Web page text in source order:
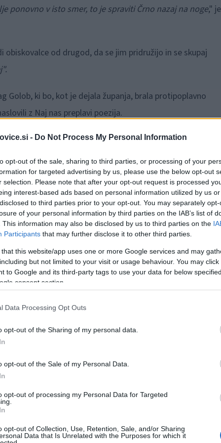
- Do Not Process My Personal Information
opt-out of the sale, sharing to third parties, or processing of your
for targeted advertising by us, please use the below opt-out
selection. Please note that after your opt-out request is processed
interest-based ads based on personal information utilized by us
to third parties prior to your opt-out. You may separately
of your personal information by third parties on the IAB’s list of
This information may also be disclosed by us to third parties on the
Participants that may further disclose it to other third parties.
that this website/app uses one or more Google services and may
but not limited to your visit or usage behaviour. You may
to Google and its third-party tags to use your data for below
consent section.
Data Processing Opt Outs
opt-out of the Sharing of my personal data.
opt-out of the Sale of my Personal Data.
opt-out of processing my Personal Data for Targeted
opt-out of Collection, Use, Retention, Sale, and/or Sharing
Data that Is Unrelated with the Purposes for which it
ponovno v isto smer, to je spraviti Črno nazaj na noge,"
obiskovalce od drugod, da se jim pridružijo in se skupaj
Golob, ki bo, kot je dejala županja, brala protipoplavno
z Naj nas preplavi poezija.
vedno intervencijska dela, prav tako si v občini še vedno
več težke mehanizacij. Županja kot trenutno največji
poglobiti in urediti tudi varne brežine. Prav tako si
cest v občini.
iz starega zajetja in hkrati delajo na tem, da se uredi
zagotovilih Petrola naj bi se oskrba s plinom uredila do
spomenik in se kot zvezda klati v različne doline, katerih
Javorje, trdna pokrajina Koprivne, skalovje v obronkih
Bistre in Ludranskega vrha, v delavski duh povezana
dolin oblikujejo Črjane in jih postavljajo v sobivanje z